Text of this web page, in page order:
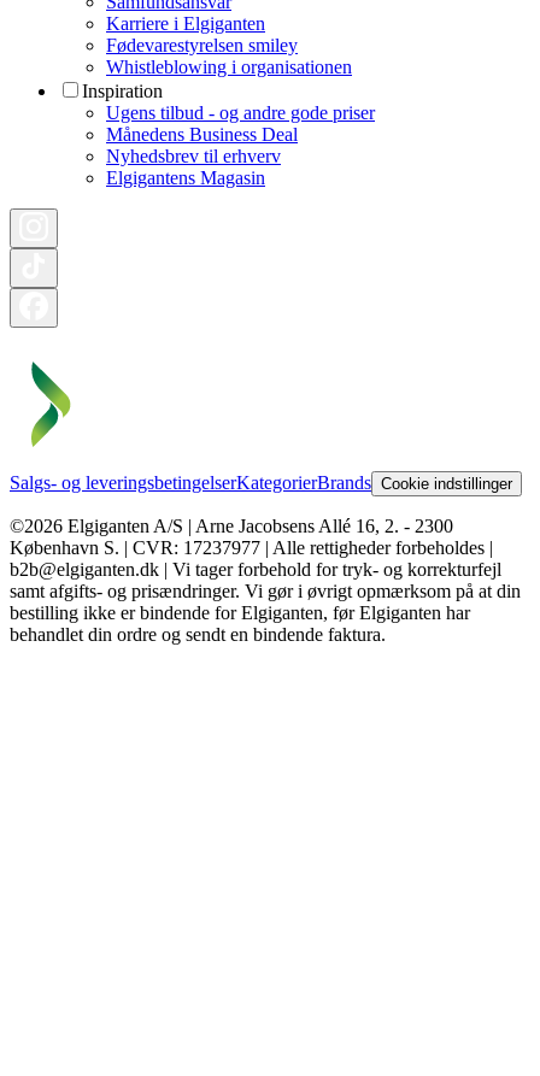
Karriere i Elgiganten
Fødevarestyrelsen smiley
Whistleblowing i organisationen
Inspiration
Ugens tilbud - og andre gode priser
Månedens Business Deal
Nyhedsbrev til erhverv
Elgigantens Magasin
Salgs- og leveringsbetingelserKategorierBrands Cookie indstillinger
©2026 Elgiganten A/S | Arne Jacobsens Allé 16, 2. - 2300
København S. | CVR: 17237977 | Alle rettigheder forbeholdes |
b2b@elgiganten.dk | Vi tager forbehold for tryk- og korrekturfejl
samt afgifts- og prisændringer. Vi gør i øvrigt opmærksom på at din
bestilling ikke er bindende for Elgiganten, før Elgiganten har
behandlet din ordre og sendt en bindende faktura.